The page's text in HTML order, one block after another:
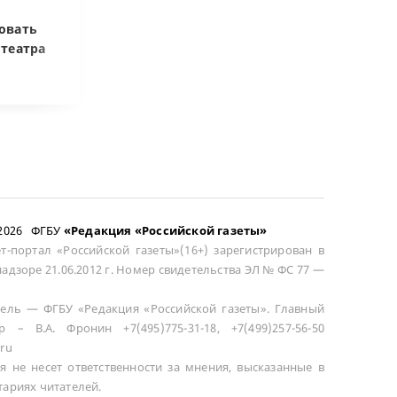
ФГБУ «Редакция «Российской газеты»
портал «Российской газеты»(16+) зарегистрирован в
21.06.2012 г. Номер свидетельства ЭЛ № ФС 77 —
— ФГБУ «Редакция «Российской газеты». Главный
– В.А. Фронин +7(495)775-31-18, +7(499)257-56-50
не несет ответственности за мнения, высказанные в
читателей.